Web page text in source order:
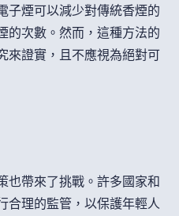
子煙可以減少對傳統香煙的
的次數。然而，這種方法的
來證實，且不應視為絕對可
也帶來了挑戰。許多國家和
合理的監管，以保護年輕人